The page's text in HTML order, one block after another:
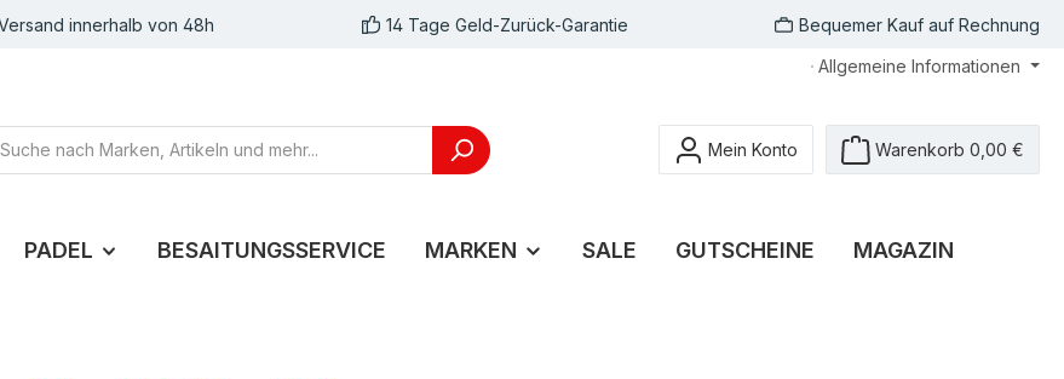
innerhalb von 48h 14 Tage Geld-Zurück-Garantie Bequemer Kauf auf Rechnung
Allgemeine Informationen
Mein Konto Warenkorb 0,00 €
PADEL BESAITUNGSSERVICE MARKEN SALE GUTSCHEINE MAGAZIN